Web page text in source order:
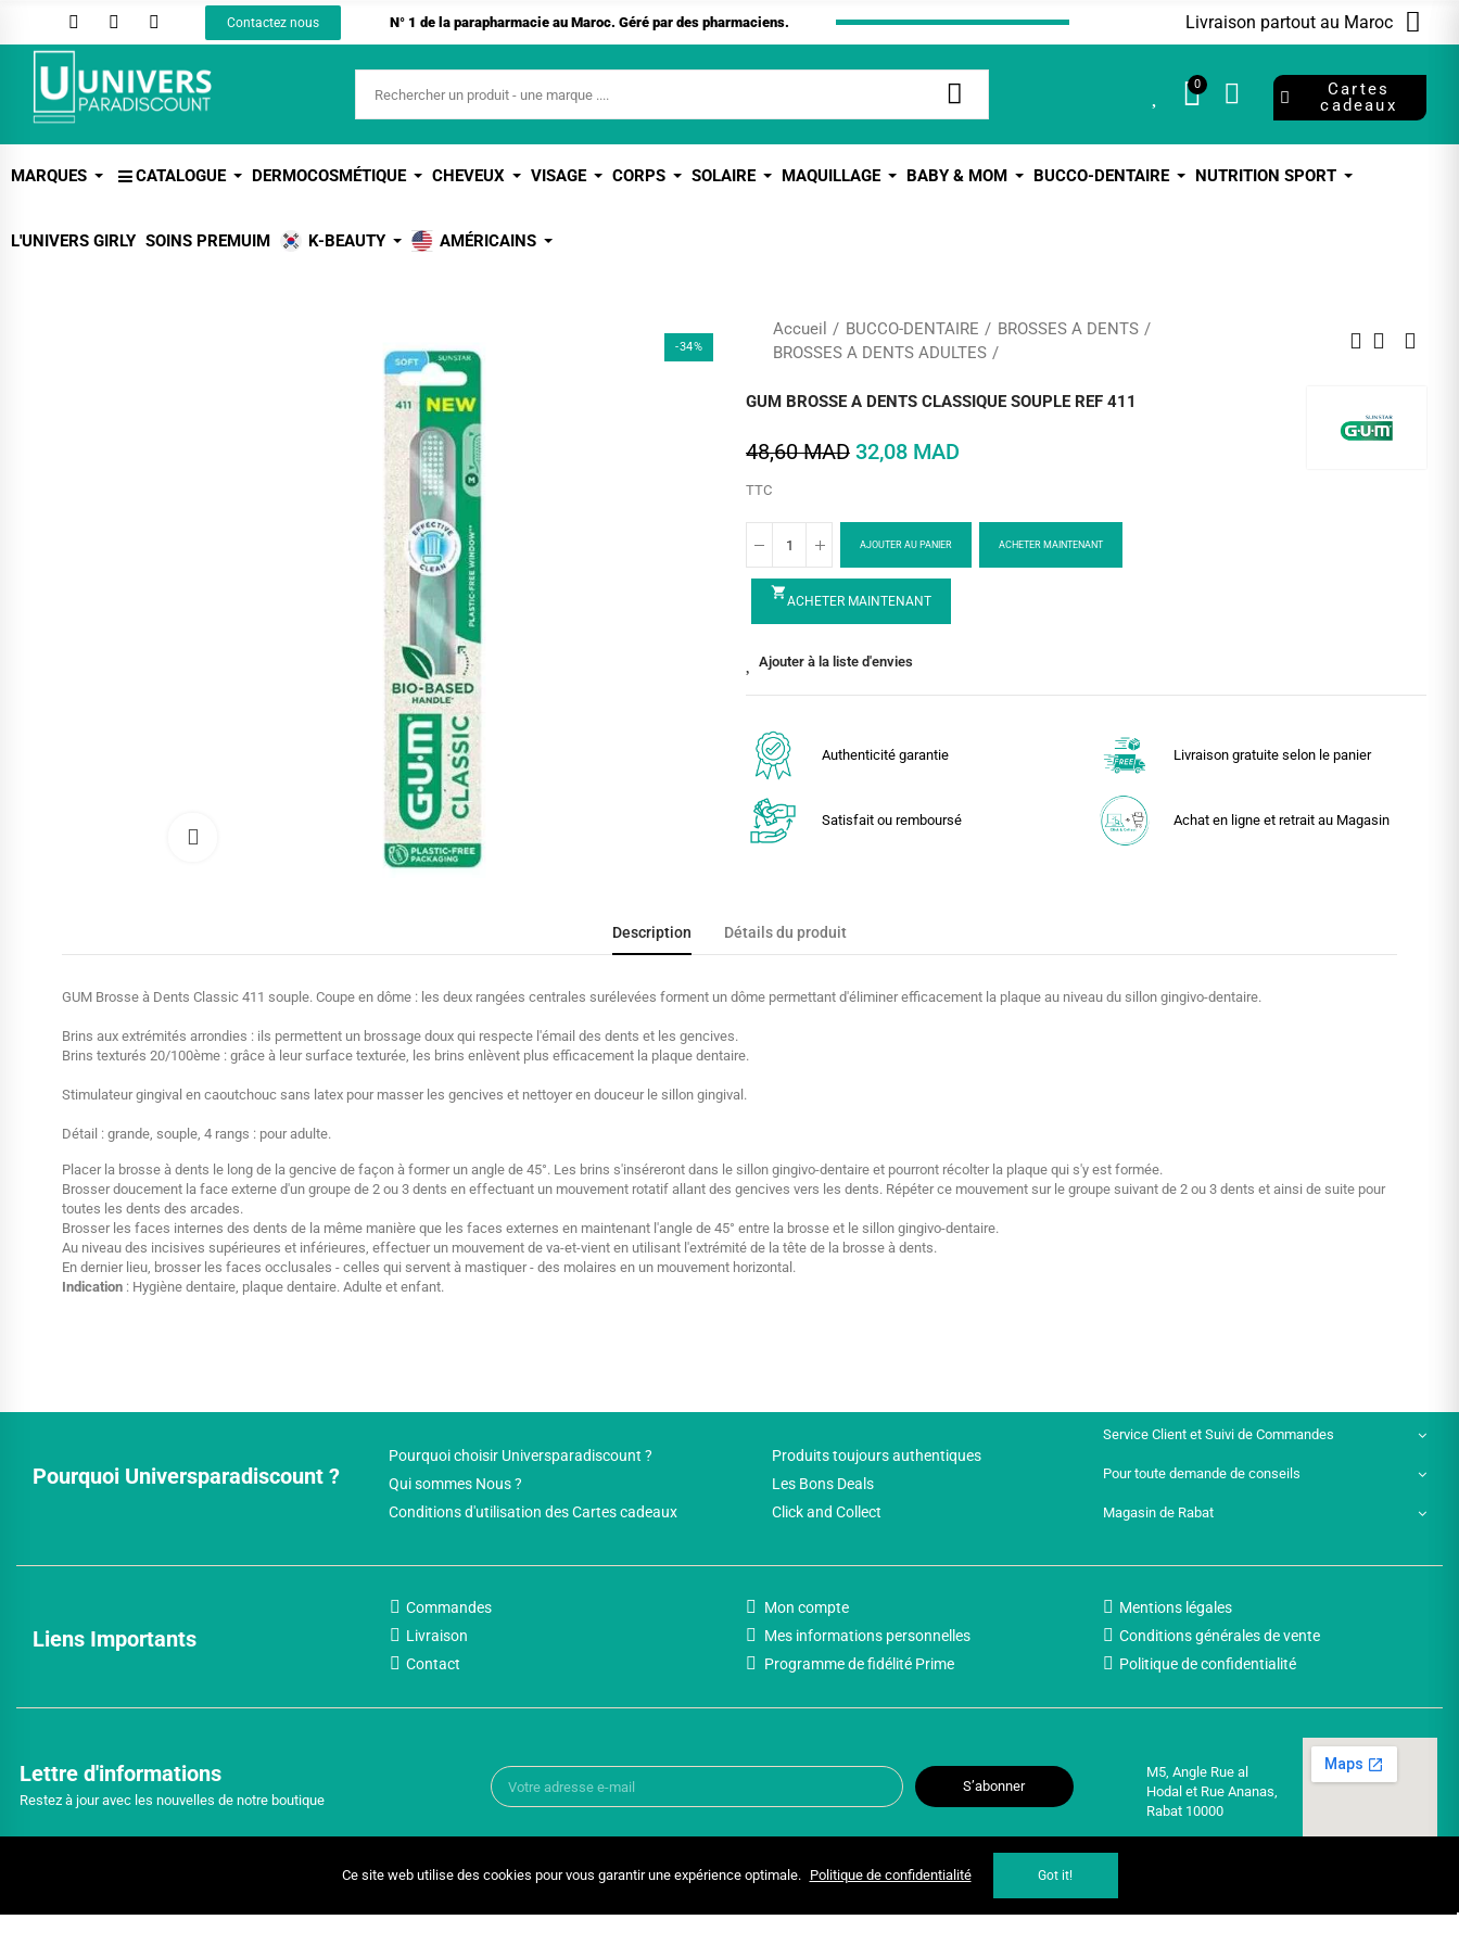
Contactez nous N° 1 de la parapharmacie au Maroc. Géré par des pharmaciens. Livraison partout au Maroc
0
Cartes
cadeaux
MARQUES CATALOGUE DERMOCOSMÉTIQUE CHEVEUX VISAGE CORPS SOLAIRE MAQUILLAGE BABY & MOM BUCCO-DENTAIRE NUTRITION SPORT
L'UNIVERS GIRLY SOINS PREMUIM K-BEAUTY AMÉRICAINS
-34%
Accueil BUCCO-DENTAIRE
BROSSES A DENTS
BROSSES A DENTS ADULTES
GUM BROSSE A DENTS CLASSIQUE SOUPLE REF 411
48,60 MAD 32,08 MAD
TTC
AJOUTER AU PANIER ACHETER MAINTENANT
shopping_cart
ACHETER MAINTENANT
Ajouter à la liste d'envies
Authenticité garantie Livraison gratuite selon le panier
Satisfait ou remboursé Achat en ligne et retrait au Magasin
Description Détails du produit
GUM Brosse à Dents Classic 411 souple. Coupe en dôme : les deux rangées centrales surélevées forment un dôme permettant d'éliminer efficacement la plaque au niveau du sillon gingivo-dentaire.
Brins aux extrémités arrondies : ils permettent un brossage doux qui respecte l'émail des dents et les gencives.
Brins texturés 20/100ème : grâce à leur surface texturée, les brins enlèvent plus efficacement la plaque dentaire.
Stimulateur gingival en caoutchouc sans latex pour masser les gencives et nettoyer en douceur le sillon gingival.
Détail : grande, souple, 4 rangs : pour adulte.
Placer la brosse à dents le long de la gencive de façon à former un angle de 45°. Les brins s'inséreront dans le sillon gingivo-dentaire et pourront récolter la plaque qui s'y est formée.
Brosser doucement la face externe d'un groupe de 2 ou 3 dents en effectuant un mouvement rotatif allant des gencives vers les dents. Répéter ce mouvement sur le groupe suivant de 2 ou 3 dents et ainsi de suite pour
toutes les dents des arcades.
Brosser les faces internes des dents de la même manière que les faces externes en maintenant l'angle de 45° entre la brosse et le sillon gingivo-dentaire.
Au niveau des incisives supérieures et inférieures, effectuer un mouvement de va-et-vient en utilisant l'extrémité de la tête de la brosse à dents.
En dernier lieu, brosser les faces occlusales - celles qui servent à mastiquer - des molaires en un mouvement horizontal.
Indication : Hygiène dentaire, plaque dentaire. Adulte et enfant.
Pourquoi Universparadiscount ?
Pourquoi choisir Universparadiscount ?
Qui sommes Nous ?
Conditions d'utilisation des Cartes cadeaux
Produits toujours authentiques
Les Bons Deals
Click and Collect
Service Client et Suivi de Commandes
Pour toute demande de conseils
Magasin de Rabat
Liens Importants
Commandes
Livraison
Contact
Mon compte
Mes informations personnelles
Programme de fidélité Prime
Mentions légales
Conditions générales de vente
Politique de confidentialité
Lettre d'informations
Restez à jour avec les nouvelles de notre boutique
S’abonner
M5, Angle Rue al
Hodal et Rue Ananas,
Rabat 10000
Copyright © 2025 UNIVERSPARADISCOUNT
Ce site web utilise des cookies pour vous garantir une expérience optimale. Politique de confidentialité Got it!